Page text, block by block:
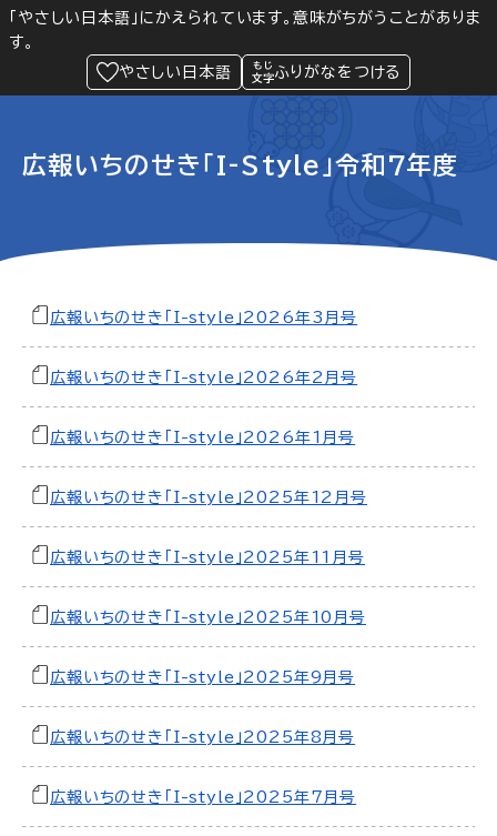
「やさしい日本語」にかえられています。意味がちがうことがありま
す。
やさしい日本語
ふりがなをつける
Language 閲覧支援
緊急情報
広報いちのせき「I-Style」令和7年度
広報いちのせき「I-style」2026年3月号
広報いちのせき「I-style」2026年2月号
広報いちのせき「I-style」2026年1月号
広報いちのせき「I-style」2025年12月号
広報いちのせき「I-style」2025年11月号
広報いちのせき「I-style」2025年10月号
広報いちのせき「I-style」2025年9月号
広報いちのせき「I-style」2025年8月号
広報いちのせき「I-style」2025年7月号